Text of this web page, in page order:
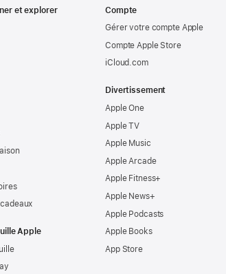
et explorer
Apple
Compte
Gérer votre compte Apple
Compte Apple Store
iCloud.com
Divertissement
Apple One
Apple TV
Apple Music
Apple Arcade
Apple Fitness+
Apple News+
Apple Podcasts
Apple Books
App Store